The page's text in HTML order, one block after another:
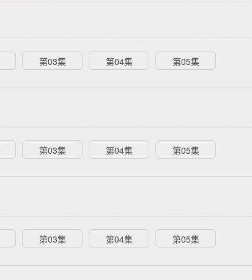
第03集 第04集 第05集
第03集 第04集 第05集
第03集 第04集 第05集